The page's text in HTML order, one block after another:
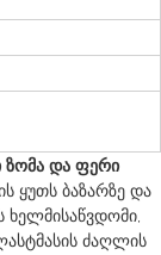
ზომა და ფერი
ყუთს ბაზარზე და
ხელმისაწვდომი,
ძაღლის